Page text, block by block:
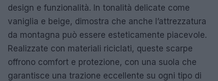
design e funzionalità. In tonalità delicate come
vaniglia e beige, dimostra che anche l’attrezzatura
da montagna può essere esteticamente piacevole.
Realizzate con materiali riciclati, queste scarpe
offrono comfort e protezione, con una suola che
garantisce una trazione eccellente su ogni tipo di